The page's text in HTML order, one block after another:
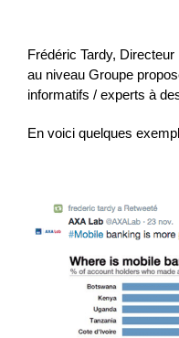
Frédéric Tardy,
au niveau Groupe
informatifs / experts à
En voici quelques